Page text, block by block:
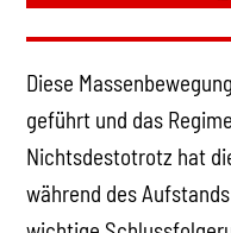
Diese
geführt und das
Nichtsdestotrotz hat
während des